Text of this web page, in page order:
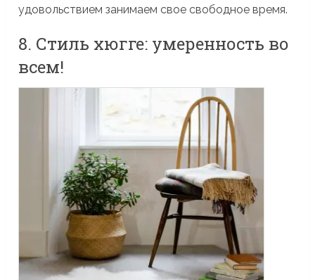
удовольствием занимаем свое свободное время.
8. Стиль хюгге: умеренность во
всем!